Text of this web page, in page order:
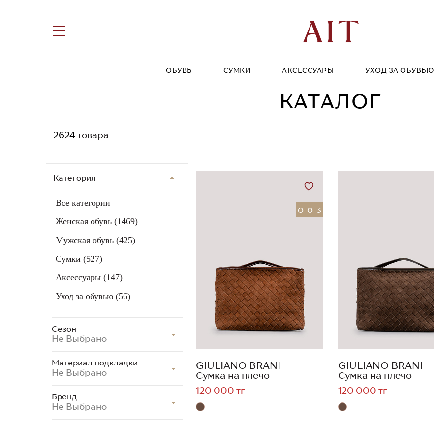
ОБУВЬ СУМКИ АКСЕССУАРЫ УХОД ЗА ОБУВЬЮ
КАТАЛОГ
Категория
Все категории
Женская обувь (1469)
Мужская обувь (425)
Сумки (527)
Аксессуары (147)
Уход за обувью (56)
Сезон
Не Выбрано
Материал подкладки
Не Выбрано
Бренд
Не Выбрано
0-0-3
GIULIANO BRANI
Сумка на плечо
120 000 тг
GIULIANO BRANI
Сумка на плечо
120 000 тг
2624товара